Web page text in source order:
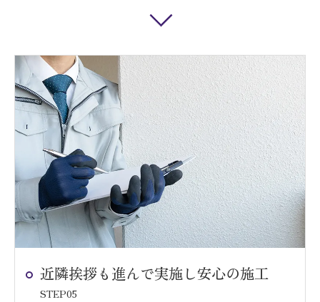
近隣挨拶も進んで実施し安心の施工
STEP05